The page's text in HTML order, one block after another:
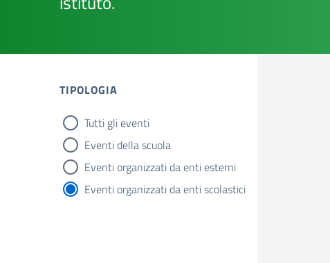
TIPOLOGIA
Tipologia di Novità
Tutti gli eventi
Eventi della scuola
Eventi organizzati da enti esterni
Eventi organizzati da enti scolastici